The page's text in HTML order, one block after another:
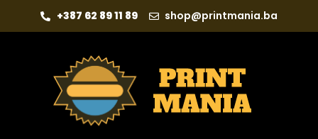
+387 62 89 11 89 shop@printmania.ba